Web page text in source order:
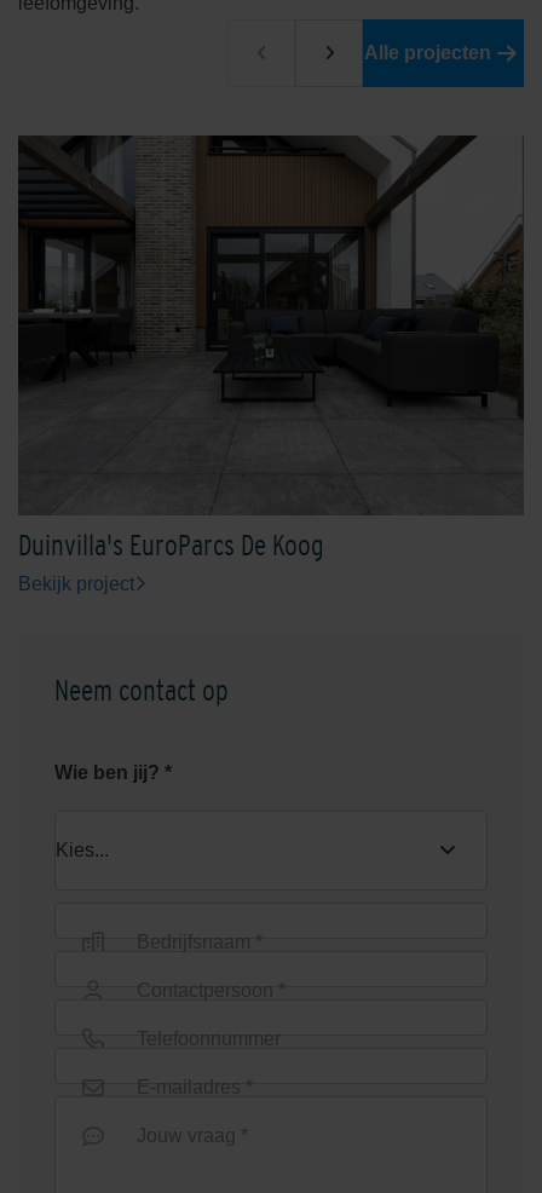
Edelrood
Engels Rood
Alle projecten
Duinvilla's EuroParcs De Koog
Bekijk project
Neem contact op
Wie ben jij? *
Bedrijfsnaam *
Contactpersoon *
Telefoonnummer
E-mailadres *
Jouw vraag *